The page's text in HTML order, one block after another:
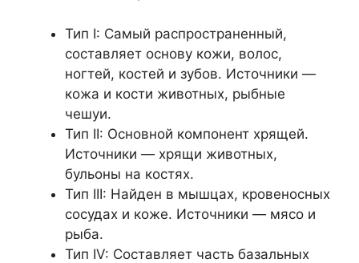
Тип I: Самый распространенный,
составляет основу кожи, волос,
ногтей, костей и зубов. Источники —
кожа и кости животных, рыбные
чешуи.
Тип II: Основной компонент хрящей.
Источники — хрящи животных,
бульоны на костях.
Тип III: Найден в мышцах, кровеносных
сосудах и коже. Источники — мясо и
рыба.
Тип IV: Составляет часть базальных